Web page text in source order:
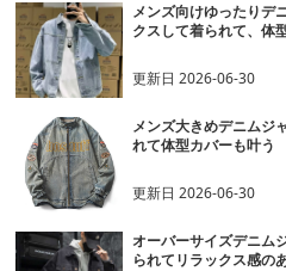
メンズ向けゆったりデ
クスして着られて、体
更新日2026-06-30
メンズ大きめデニムジ
れて体型カバーも叶う
更新日2026-06-30
オーバーサイズデニム
られてリラックス感の